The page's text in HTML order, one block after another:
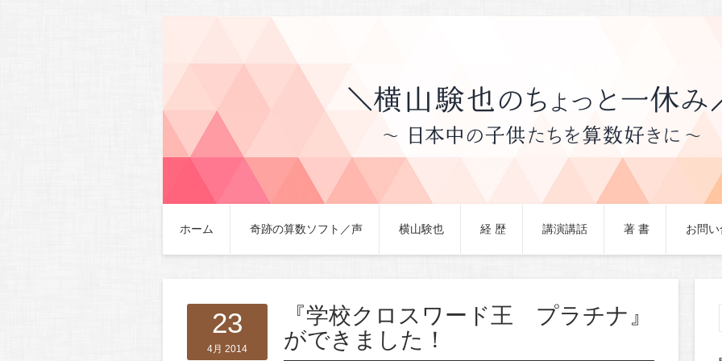
ホーム 奇跡の算数ソフト／声 横山験也 経 歴 講演講話 著 書 お問
23
4月 2014
『学校クロスワード王 プラチナ』
ができました！